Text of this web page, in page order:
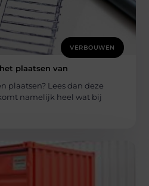
VERBOUWEN
plaatsen van
plaatsen? Lees dan deze
namelijk heel wat bij